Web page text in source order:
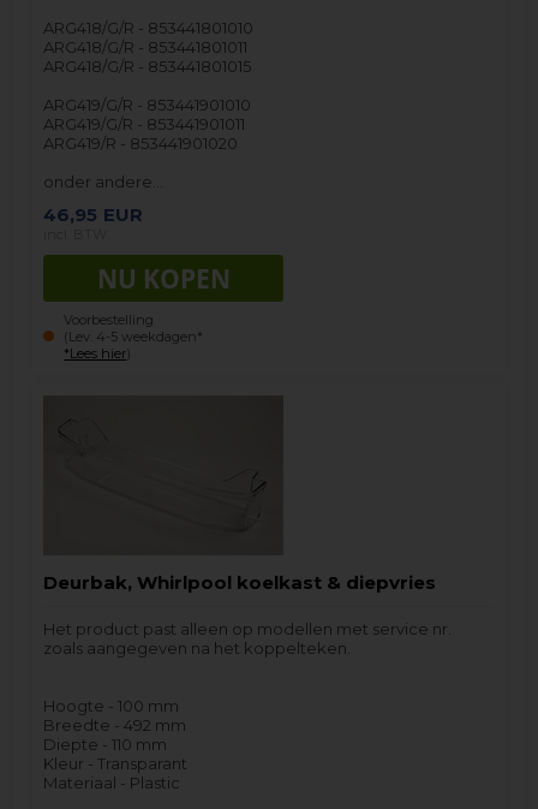
ARG418/G/R - 853441801010
ARG418/G/R - 853441801011
ARG418/G/R - 853441801015
ARG419/G/R - 853441901010
ARG419/G/R - 853441901011
ARG419/R - 853441901020
onder andere…
46,95 EUR
Voorbestelling
(Lev. 4-5 weekdagen*
*Lees hier)
Deurbak, Whirlpool koelkast & diepvries
Het product past alleen op modellen met service nr.
zoals aangegeven na het koppelteken.
Hoogte - 100 mm
Breedte - 492 mm
Diepte - 110 mm
Kleur - Transparant
Materiaal - Plastic